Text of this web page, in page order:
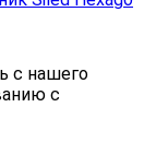
с нашего
с